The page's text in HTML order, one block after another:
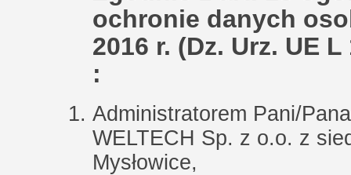
ochronie danych
2016 r. (Dz. Urz. UE
:
Administratorem Pani/
WELTECH Sp. z o.o. z
Mysłowice,